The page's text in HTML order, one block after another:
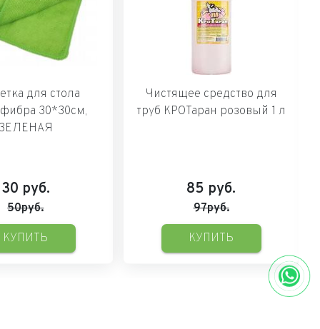
для стола
30*30см,
30 руб.
50руб.
КУПИТЬ
Чистящее средство для
труб КРОТаран розовый 1 л
85 руб.
97руб.
КУПИТЬ